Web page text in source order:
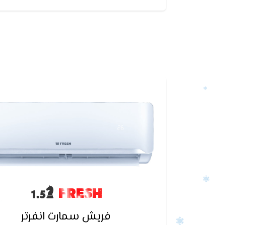
FRESH
فريش سمارت انفرتر